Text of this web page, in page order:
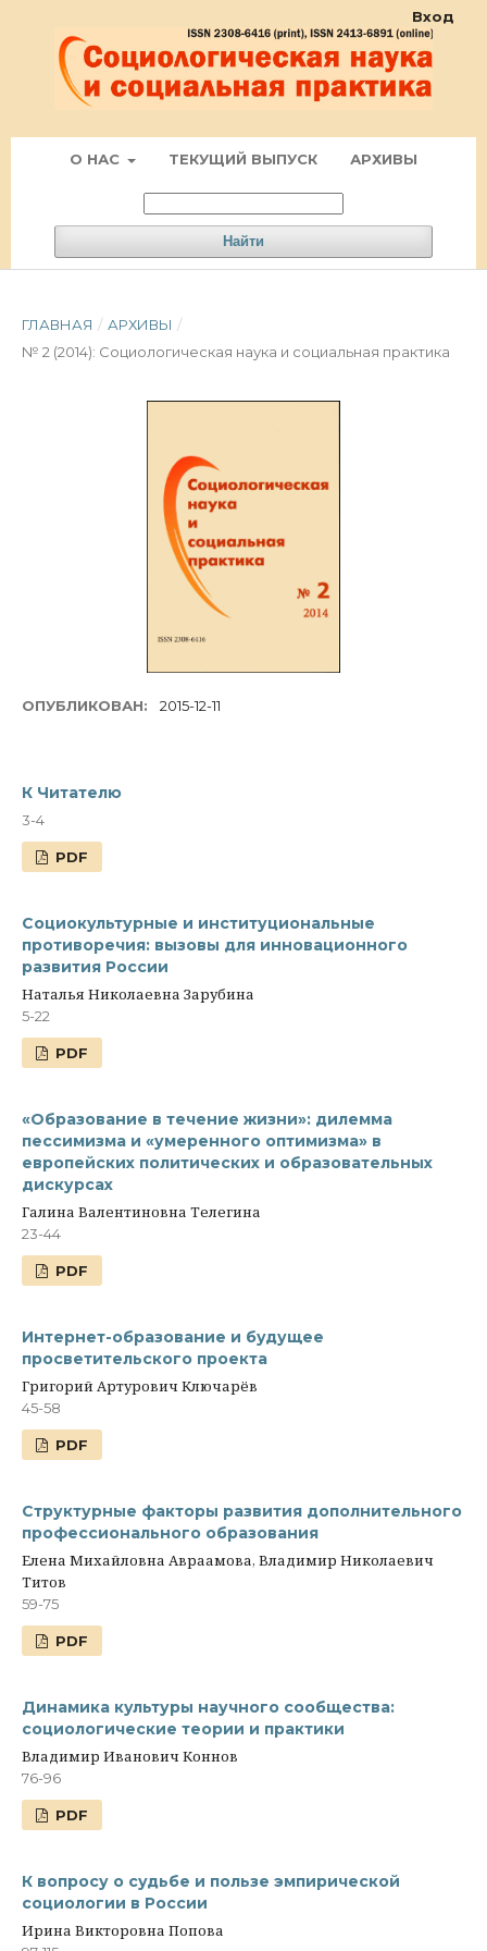
О НАС ТЕКУЩИЙ ВЫПУСК АРХИВЫ
Найти
Вход
ГЛАВНАЯ / АРХИВЫ /
№ 2 (2014): Социологическая наука и социальная практика
ОПУБЛИКОВАН: 2015-12-11
К Читателю
3-4
PDF
Cоциокультурные и институциональные
противоречия: вызовы для инновационного
развития России
Наталья Николаевна Зарубина
5-22
PDF
«Образование в течение жизни»: дилемма
пессимизма и «умеренного оптимизма» в
европейских политических и образовательных
дискурсах
Галина Валентиновна Телегина
23-44
PDF
Интернет-образование и будущее
просветительского проекта
Григорий Артурович Ключарёв
45-58
PDF
Структурные факторы развития дополнительного
профессионального образования
Елена Михайловна Авраамова, Владимир Николаевич
Титов
59-75
PDF
Динамика культуры научного сообщества:
социологические теории и практики
Владимир Иванович Коннов
76-96
PDF
К вопросу о судьбе и пользе эмпирической
социологии в России
Ирина Викторовна Попова